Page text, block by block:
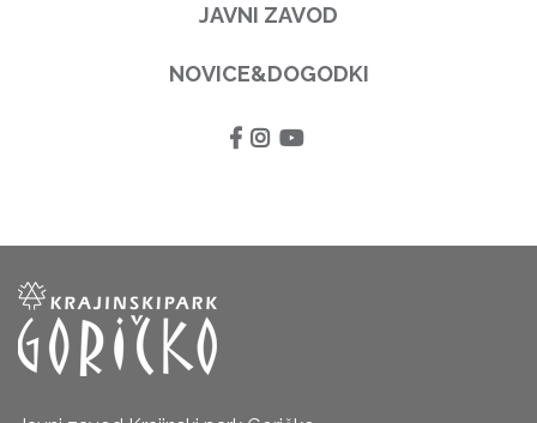
JAVNI ZAVOD
NOVICE&DOGODKI